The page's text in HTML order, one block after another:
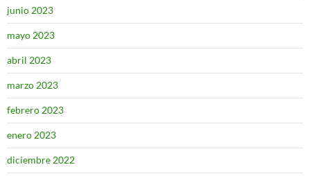
junio 2023
mayo 2023
abril 2023
marzo 2023
febrero 2023
enero 2023
diciembre 2022